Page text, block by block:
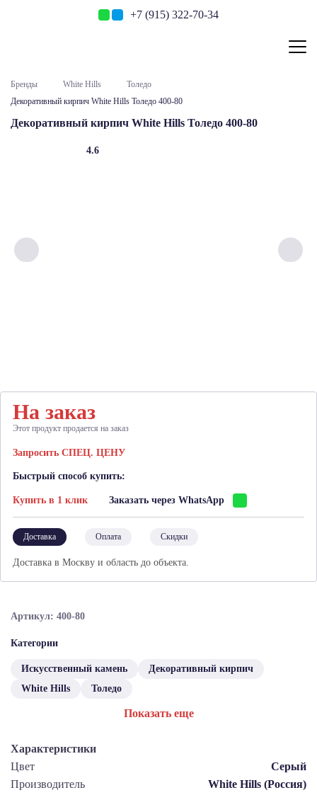
+7 (915) 322-70-34
Бренды White Hills
Толедо
Декоративный кирпич White Hills Толедо 400-80
Декоративный кирпич White Hills Толедо 400-80
4.6
Артикул: 400-80
Категории
Искусственный камень
Декоративный кирпич
White Hills
Толедо
Показать еще
Характеристики
Цвет
Серый
Производитель
White Hills (Россия)
На заказ
Этот продукт продается на заказ
Запросить СПЕЦ. ЦЕНУ
Быстрый способ купить:
Купить в 1 клик Заказать через WhatsApp
Доставка Оплата Скидки
Доставка в Москву и область до объекта.